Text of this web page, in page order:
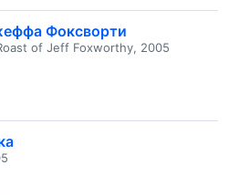
Фоксворти
of Jeff Foxworthy, 2005